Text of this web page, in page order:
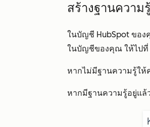
สร้างฐานความรู้
ในบัญชี HubSpot ขอ
ในบัญชีของคุณ ให้ไปที่
หากไม่มีฐานความรู้ให้
หากมีฐานความรู้อยู่แล้